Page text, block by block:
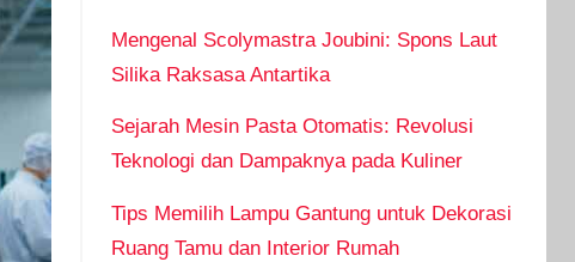
Mengenal Scolymastra Joubini: Spons Laut
Silika Raksasa Antartika
Sejarah Mesin Pasta Otomatis: Revolusi
Teknologi dan Dampaknya pada Kuliner
Tips Memilih Lampu Gantung untuk Dekorasi
Ruang Tamu dan Interior Rumah